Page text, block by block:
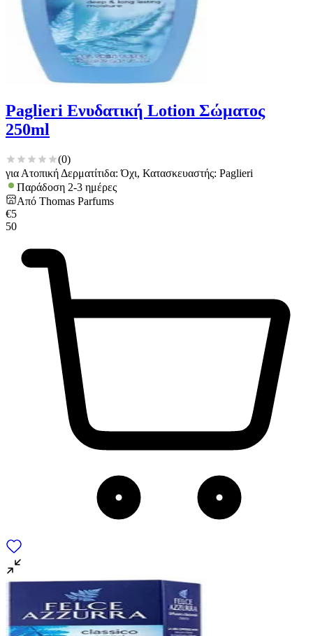
Paglieri Ενυδατική Lotion Σώματος
250ml
(0)
για Ατοπική Δερματίτιδα: Όχι, Κατασκευαστής: Paglieri
Παράδοση 2-3 ημέρες
Από Thomas Parfums
€5
50